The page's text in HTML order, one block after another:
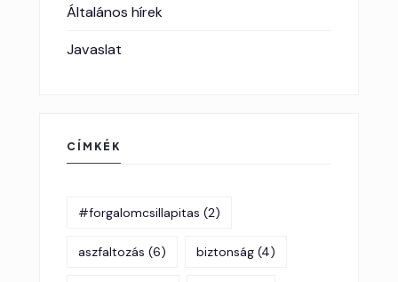
Általános hírek
Javaslat
CÍMKÉK
#forgalomcsillapitas (2)
aszfaltozás (6) biztonság (4)